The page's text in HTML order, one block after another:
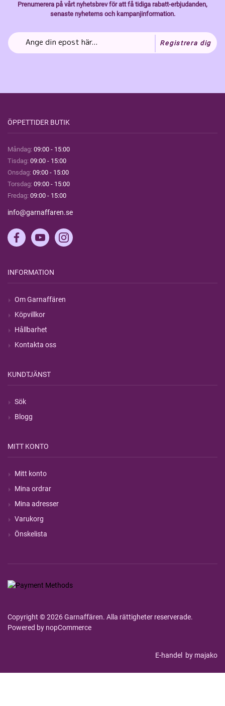
Prenumerera på vårt nyhetsbrev för att få tidiga rabatt-erbjudanden,
senaste nyheterns och kampanjinformation.
Registrera dig
ÖPPETTIDER BUTIK
Måndag: 09:00 - 15:00
Tisdag: 09:00 - 15:00
Onsdag: 09:00 - 15:00
Torsdag: 09:00 - 15:00
Fredag: 09:00 - 15:00
info@garnaffaren.se
INFORMATION
Om Garnaffären
Köpvillkor
Hållbarhet
Kontakta oss
KUNDTJÄNST
Sök
Blogg
MITT KONTO
Mitt konto
Mina ordrar
Mina adresser
Varukorg
Önskelista
Copyright © 2026 Garnaffären. Alla rättigheter reserverade.
Powered by nopCommerce
E-handel by majako